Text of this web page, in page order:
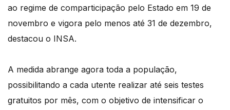
ao regime de comparticipação pelo Estado em 19 de
novembro e vigora pelo menos até 31 de dezembro,
destacou o INSA.
A medida abrange agora toda a população,
possibilitando a cada utente realizar até seis testes
gratuitos por mês, com o objetivo de intensificar o